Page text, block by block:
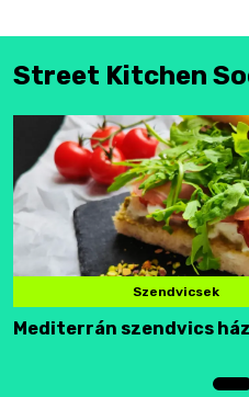
Street Kitchen
Szendvicsek
Mediterrán szendvics